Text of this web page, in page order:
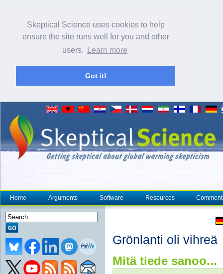
Skeptical Science uses cookies to help
ensure the site runs well for you and other
users.
Learn more
Got it!
Home Arguments Software Resources
Grönlanti oli vihreä
Mitä tiede sanoo...